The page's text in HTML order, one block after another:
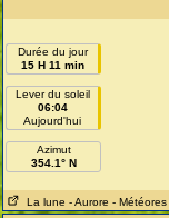
Durée du jour
15 H 11 min
Lever du soleil
06:04
Aujourd'hui
Azimut
354.1° N
La lune - Aurore - Météores